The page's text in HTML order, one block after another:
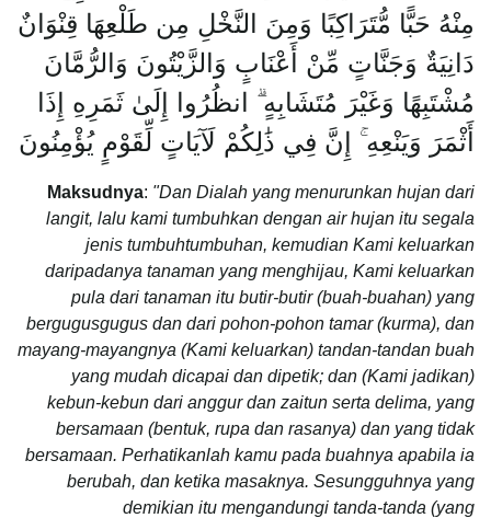
مِنْهُ حَبًّا مُّتَرَاكِبًا وَمِنَ النَّخْلِ مِن طَلْعِهَا قِنْوَانٌ
دَانِيَةٌ وَجَنَّاتٍ مِّنْ أَعْنَابٍ وَالزَّيْتُونَ وَالرُّمَّانَ
مُشْتَبِهًا وَغَيْرَ مُتَشَابِهٍ ۗ انظُرُوا إِلَىٰ ثَمَرِهِ إِذَا
أَثْمَرَ وَيَنْعِهِ ۚ إِنَّ فِي ذَٰلِكُمْ لَآيَاتٍ لِّقَوْمٍ يُؤْمِنُونَ
Maksudnya: "Dan Dialah yang menurunkan hujan dari
langit, lalu kami tumbuhkan dengan air hujan itu segala
jenis tumbuh­tumbuhan, kemudian Kami keluarkan
daripadanya tanaman yang menghijau, Kami keluarkan
pula dari tanaman itu butir-butir (buah-buahan) yang
bergugus­gugus dan dari pohon-pohon tamar (kurma), dan
mayang-mayangnya (Kami keluarkan) tandan-tandan buah
yang mudah dicapai dan dipetik; dan (Kami jadikan)
kebun-kebun dari anggur dan zaitun serta delima, yang
bersamaan (bentuk, rupa dan rasanya) dan yang tidak
bersamaan. Perhatikanlah kamu pada buahnya apabila ia
berubah, dan ketika masaknya. Sesungguhnya yang
demikian itu mengandungi tanda-tanda (yang